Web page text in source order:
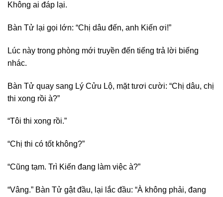
Không ai đáp lại.
Bàn Tử lại gọi lớn: “Chị dâu đến, anh Kiến ơi!”
Lúc này trong phòng mới truyền đến tiếng trả lời biếng
nhác.
Bàn Tử quay sang Lý Cửu Lộ, mặt tươi cười: “Chị dâu, chị
thi xong rồi à?”
“Tôi thi xong rồi.”
“Chị thi có tốt không?”
“Cũng tạm. Trì Kiến đang làm việc à?”
“Vâng.” Bàn Tử gật đầu, lại lắc đầu: “À không phải, đang